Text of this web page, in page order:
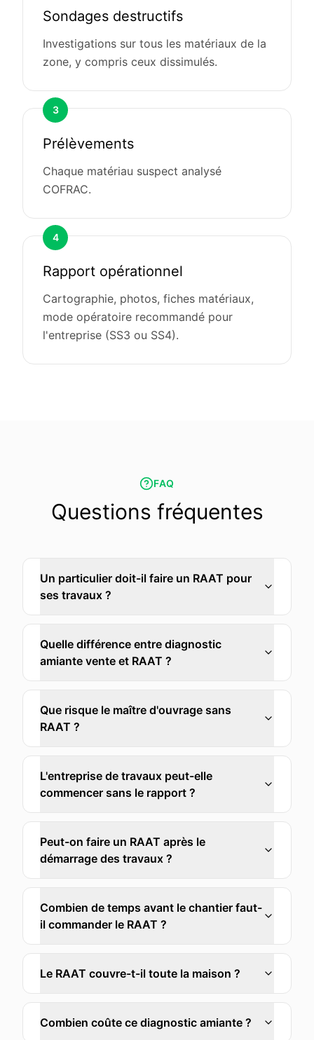
Sondages destructifs
Investigations sur tous les matériaux de la
zone, y compris ceux dissimulés.
3
Prélèvements
Chaque matériau suspect analysé
COFRAC.
4
Rapport opérationnel
Cartographie, photos, fiches matériaux,
mode opératoire recommandé pour
l'entreprise (SS3 ou SS4).
FAQ
Questions fréquentes
Un particulier doit-il faire un RAAT pour
ses travaux ?
Quelle différence entre diagnostic
amiante vente et RAAT ?
Que risque le maître d'ouvrage sans
RAAT ?
L'entreprise de travaux peut-elle
commencer sans le rapport ?
Peut-on faire un RAAT après le
démarrage des travaux ?
Combien de temps avant le chantier faut-
il commander le RAAT ?
Le RAAT couvre-t-il toute la maison ?
Combien coûte ce diagnostic amiante ?